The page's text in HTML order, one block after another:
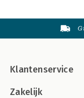
Klantenservice
Zakelijk